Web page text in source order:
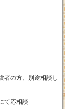
者の方、別途相談し
て応相談